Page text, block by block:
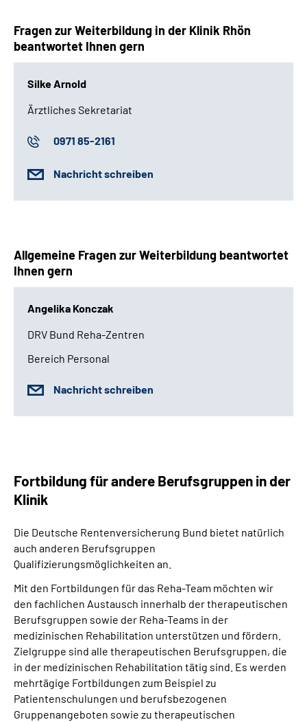
Fragen zur Weiterbildung in der Klinik Rhön
beantwortet Ihnen gern
Silke Arnold
Ärztliches Sekretariat
0971 85-2161
Nachricht schreiben
Allgemeine Fragen zur Weiterbildung beantwortet
Ihnen gern
Angelika Konczak
DRV Bund Reha-Zentren
Bereich Personal
Nachricht schreiben
Fortbildung für andere Berufsgruppen in der
Klinik
Die Deutsche Rentenversicherung Bund bietet natürlich
auch anderen Berufsgruppen
Qualifizierungsmöglichkeiten an.
Mit den Fortbildungen für das Reha-Team möchten wir
den fachlichen Austausch innerhalb der therapeutischen
Berufsgruppen sowie der Reha-Teams in der
medizinischen Rehabilitation unterstützen und fördern.
Zielgruppe sind alle therapeutischen Berufsgruppen, die
in der medizinischen Rehabilitation tätig sind. Es werden
mehrtägige Fortbildungen zum Beispiel zu
Patientenschulungen und berufsbezogenen
Gruppenangeboten sowie zu therapeutischen